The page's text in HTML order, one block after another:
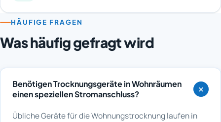
HÄUFIGE FRAGEN
Was häufig gefragt wird
Benötigen Trocknungsgeräte in Wohnräumen
einen speziellen Stromanschluss?
Übliche Geräte für die Wohnungstrocknung laufen in